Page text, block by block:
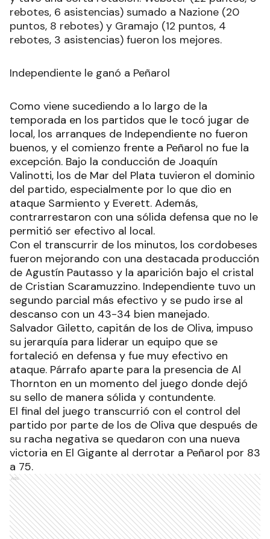
rebotes, 6 asistencias) sumado a Nazione (20
puntos, 8 rebotes) y Gramajo (12 puntos, 4
rebotes, 3 asistencias) fueron los mejores.
Independiente le ganó a Peñarol
Como viene sucediendo a lo largo de la
temporada en los partidos que le tocó jugar de
local, los arranques de Independiente no fueron
buenos, y el comienzo frente a Peñarol no fue la
excepción. Bajo la conducción de Joaquín
Valinotti, los de Mar del Plata tuvieron el dominio
del partido, especialmente por lo que dio en
ataque Sarmiento y Everett. Además,
contrarrestaron con una sólida defensa que no le
permitió ser efectivo al local.
Con el transcurrir de los minutos, los cordobeses
fueron mejorando con una destacada producción
de Agustín Pautasso y la aparición bajo el cristal
de Cristian Scaramuzzino. Independiente tuvo un
segundo parcial más efectivo y se pudo irse al
descanso con un 43-34 bien manejado.
Salvador Giletto, capitán de los de Oliva, impuso
su jerarquía para liderar un equipo que se
fortaleció en defensa y fue muy efectivo en
ataque. Párrafo aparte para la presencia de Al
Thornton en un momento del juego donde dejó
su sello de manera sólida y contundente.
El final del juego transcurrió con el control del
partido por parte de los de Oliva que después de
su racha negativa se quedaron con una nueva
victoria en El Gigante al derrotar a Peñarol por 83
a 75.
Ads